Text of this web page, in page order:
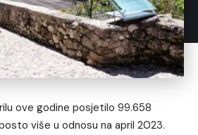
ove godine posjetilo 99.658
više u odnosu na april 2023.